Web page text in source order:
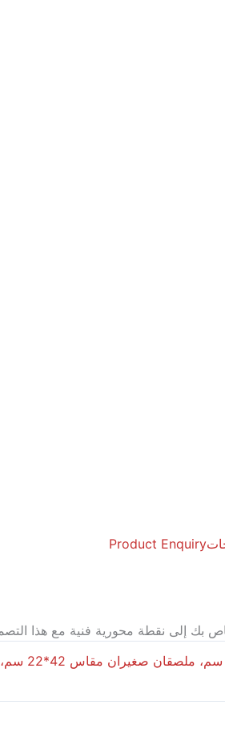
Product Enquiry
بك إلى نقطة محورية فنية مع هذا